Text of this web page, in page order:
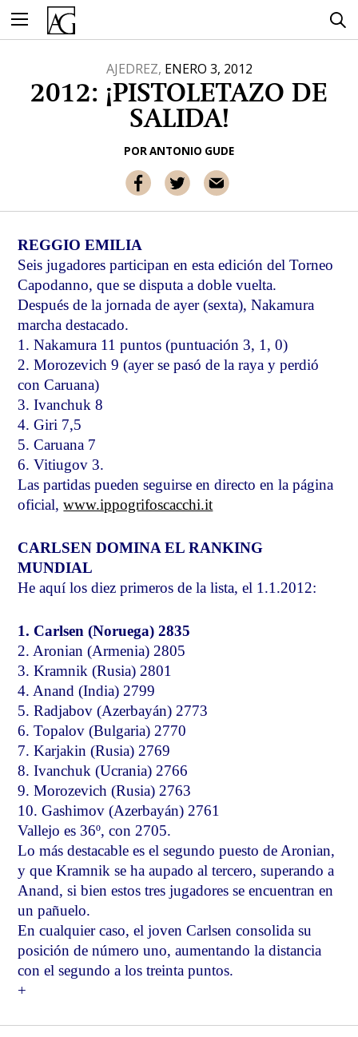
contenido
AJEDREZ, ENERO 3, 2012
2012: ¡PISTOLETAZO DE
SALIDA!
PORANTONIO GUDE
REGGIO EMILIA
Seis jugadores participan en esta edición del Torneo
Capodanno, que se disputa a doble vuelta.
Después de la jornada de ayer (sexta), Nakamura
marcha destacado.
1. Nakamura 11 puntos (puntuación 3, 1, 0)
2. Morozevich 9 (ayer se pasó de la raya y perdió
con Caruana)
3. Ivanchuk 8
4. Giri 7,5
5. Caruana 7
6. Vitiugov 3.
Las partidas pueden seguirse en directo en la página
oficial,www.ippogrifoscacchi.it
CARLSEN DOMINA EL RANKING
MUNDIAL
He aquí los diez primeros de la lista, el 1.1.2012:
1. Carlsen (Noruega) 2835
2. Aronian (Armenia) 2805
3. Kramnik (Rusia) 2801
4. Anand (India) 2799
5. Radjabov (Azerbayán) 2773
6. Topalov (Bulgaria) 2770
7. Karjakin (Rusia) 2769
8. Ivanchuk (Ucrania) 2766
9. Morozevich (Rusia) 2763
10. Gashimov (Azerbayán) 2761
Vallejo es 36º, con 2705.
Lo más destacable es el segundo puesto de Aronian,
y que Kramnik se ha aupado al tercero, superando a
Anand, si bien estos tres jugadores se encuentran en
un pañuelo.
En cualquier caso, el joven Carlsen consolida su
posición de número uno, aumentando la distancia
con el segundo a los treinta puntos.
+